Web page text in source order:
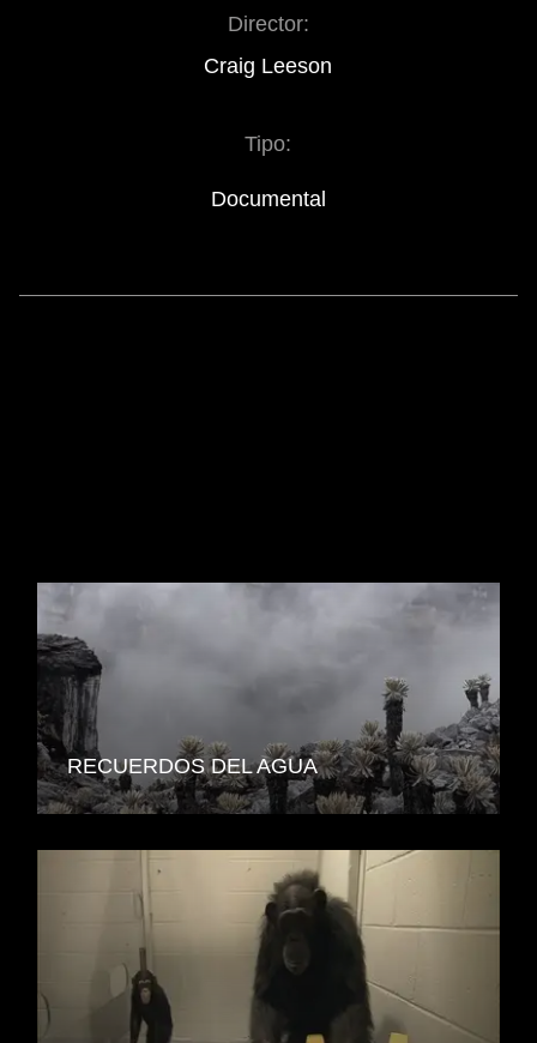
Director:
Craig Leeson
Tipo:
Documental
RECUERDOS DEL AGUA